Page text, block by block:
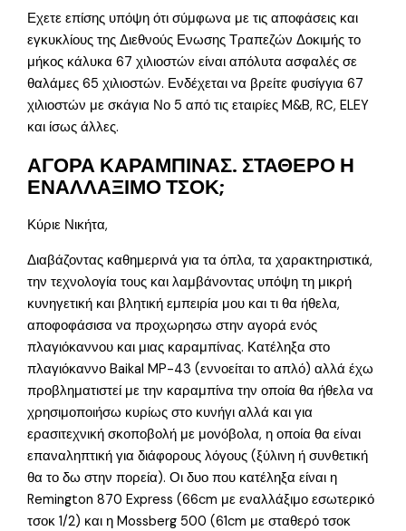
Εχετε επίσης υπόψη ότι σύμφωνα με τις αποφάσεις και
εγκυκλίους της Διεθνούς Ενωσης Τραπεζών Δοκιμής το
μήκος κάλυκα 67 χιλιοστών είναι απόλυτα ασφαλές σε
θαλάμες 65 χιλιοστών. Ενδέχεται να βρείτε φυσίγγια 67
χιλιοστών με σκάγια Νο 5 από τις εταιρίες M&B, RC, ELEY
και ίσως άλλες.
ΑΓΟΡΑ ΚΑΡΑΜΠΙΝΑΣ. ΣΤΑΘΕΡΟ Η
ΕΝΑΛΛΑΞΙΜΟ ΤΣΟΚ;
Κύριε Νικήτα,
Διαβάζοντας καθημερινά για τα όπλα, τα χαρακτηριστικά,
την τεχνολογία τους και λαμβάνοντας υπόψη τη μικρή
κυνηγετική και βλητική εμπειρία μου και τι θα ήθελα,
αποφοφάσισα να προχωρησω στην αγορά ενός
πλαγιόκαννου και μιας καραμπίνας. Κατέληξα στο
πλαγιόκαννο Baikal MP-43 (εννοείται το απλό) αλλά έχω
προβληματιστεί με την καραμπίνα την οποία θα ήθελα να
χρησιμοποιήσω κυρίως στο κυνήγι αλλά και για
ερασιτεχνική σκοποβολή με μονόβολα, η οποία θα είναι
επαναληπτική για διάφορους λόγους (ξύλινη ή συνθετική
θα το δω στην πορεία). Οι δυο που κατέληξα είναι η
Remington 870 Express (66cm με εναλλάξιμο εσωτερικό
τσοκ 1/2) και η Mossberg 500 (61cm με σταθερό τσοκ